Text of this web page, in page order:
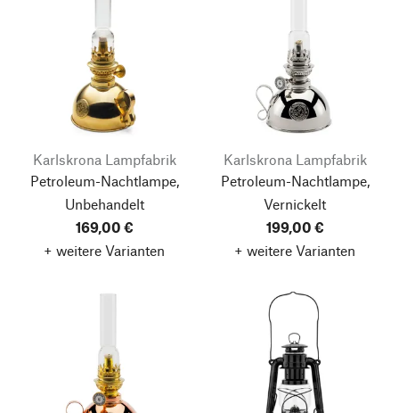
Karlskrona Lampfabrik
Petroleum-Nachtlampe,
Unbehandelt
169,00 €
+ weitere Varianten
Karlskrona Lampfabrik
Petroleum-Nachtlampe,
Vernickelt
199,00 €
+ weitere Varianten